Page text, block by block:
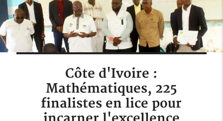
Côte d'Ivoire :
Mathématiques, 225
finalistes en lice pour